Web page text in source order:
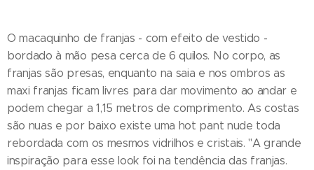
O macaquinho de franjas - com efeito de vestido -
bordado à mão pesa cerca de 6 quilos. No corpo, as
franjas são presas, enquanto na saia e nos ombros as
maxi franjas ficam livres para dar movimento ao andar e
podem chegar a 1,15 metros de comprimento. As costas
são nuas e por baixo existe uma hot pant nude toda
rebordada com os mesmos vidrilhos e cristais. "A grande
inspiração para esse look foi na tendência das franjas.